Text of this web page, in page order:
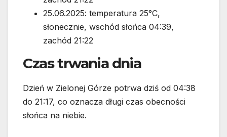
25.06.2025: temperatura 25°C,
słonecznie, wschód słońca 04:39,
zachód 21:22
Czas trwania dnia
Dzień w Zielonej Górze potrwa dziś od 04:38
do 21:17, co oznacza długi czas obecności
słońca na niebie.